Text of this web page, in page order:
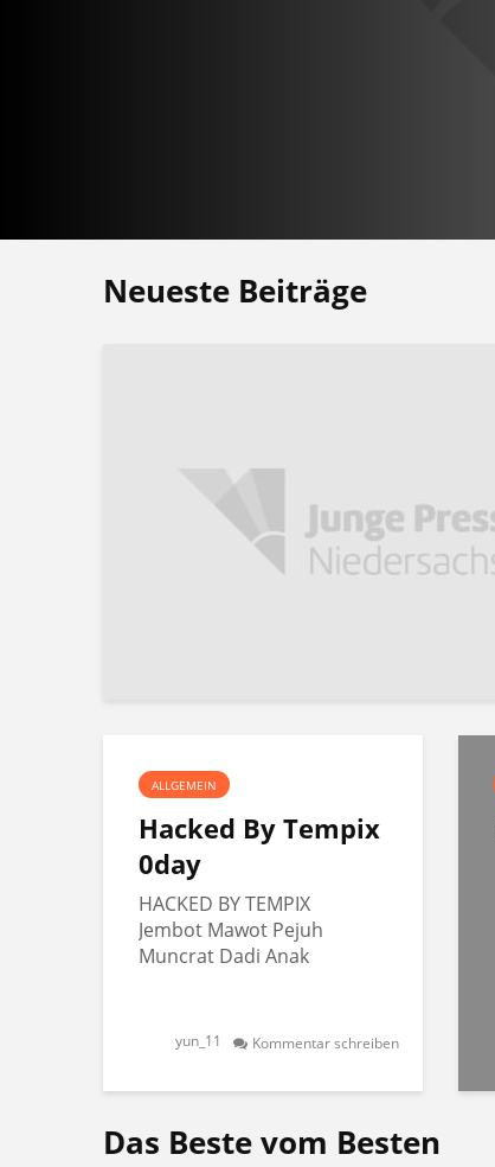
Neueste Beiträge
ALLGEMEIN
Hacked By Tempix
0day
HACKED BY TEMPIX
Jembot Mawot Pejuh
Muncrat Dadi Anak
yun_11 Kommentar schreiben
Das Beste vom Besten